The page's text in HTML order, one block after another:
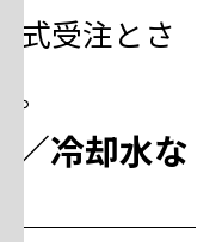
式受注とさ
／冷却水な